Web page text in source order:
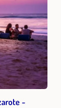
-